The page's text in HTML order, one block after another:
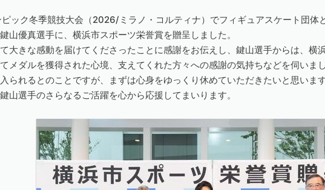
ック冬季競技大会（2026/ミラノ・コルティナ）でフィギュアスケート団体
山優真選手に、横浜市スポーツ栄誉賞を贈呈しました。
大きな感動を届けてくださったことに感謝をお伝えし、鍵山選手からは、横
メダルを獲得された心境、支えてくれた方々への感謝の気持ちなどを伺いまし
られるとのことですが、まずは心身をゆっくり休めていただきたいと思います
山選手のさらなるご活躍を心から応援してまいります。